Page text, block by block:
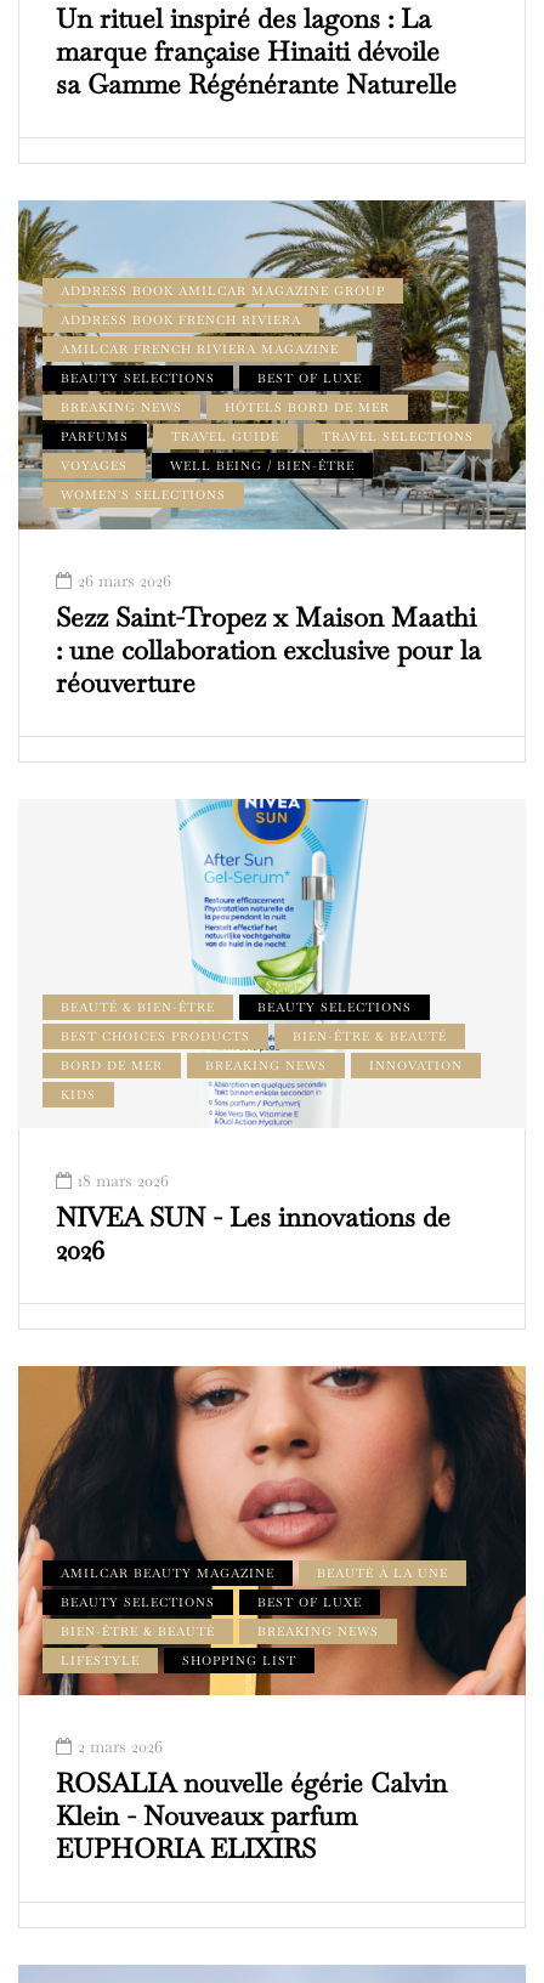
Un rituel inspiré des lagons : La
marque française Hinaiti dévoile
sa Gamme Régénérante Naturelle
ADDRESS BOOK AMILCAR MAGAZINE GROUP
ADDRESS BOOK FRENCH RIVIERA
AMILCAR FRENCH RIVIERA MAGAZINE
BEAUTY SELECTIONS
BEST OF LUXE
BREAKING NEWS
HÔTELS BORD DE MER
PARFUMS
TRAVEL GUIDE
TRAVEL SELECTIONS
VOYAGES
WELL BEING / BIEN-ÊTRE
WOMEN'S SELECTIONS
26 mars 2026
Sezz Saint-Tropez x Maison Maathi
: une collaboration exclusive pour la
réouverture
BEAUTÉ & BIEN-ÊTRE
BEAUTY SELECTIONS
BEST CHOICES PRODUCTS
BIEN-ÊTRE & BEAUTÉ
BORD DE MER
BREAKING NEWS
INNOVATION
KIDS
18 mars 2026
NIVEA SUN - Les innovations de
2026
AMILCAR BEAUTY MAGAZINE
BEAUTÉ À LA UNE
BEAUTY SELECTIONS
BEST OF LUXE
BIEN-ÊTRE & BEAUTÉ
BREAKING NEWS
LIFESTYLE
SHOPPING LIST
2 mars 2026
ROSALIA nouvelle égérie Calvin
Klein - Nouveaux parfum
EUPHORIA ELIXIRS